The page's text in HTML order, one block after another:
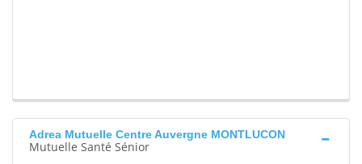
Adrea Mutuelle Centre Auvergne MONTLUCON
Mutuelle Santé Sénior